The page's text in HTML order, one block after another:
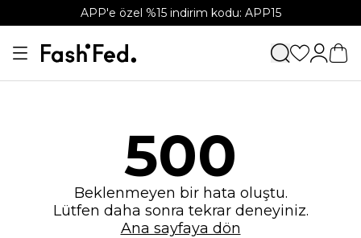
APP'e özel %15 indirim kodu: APP15
500
Beklenmeyen bir hata oluştu.
Lütfen daha sonra tekrar deneyiniz.
Ana sayfaya dön